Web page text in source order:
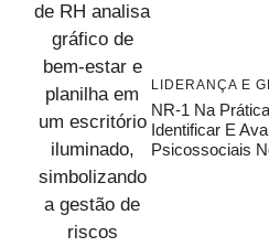
LIDERANÇA E
NR-1 Na
Identificar E
Psicossociais